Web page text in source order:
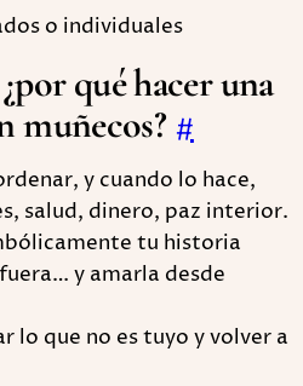
o individuales
qué hacer una
muñecos? #
y cuando lo hace,
salud, dinero, paz interior.
tu historia
y amarla desde
lo que no es tuyo y volver a